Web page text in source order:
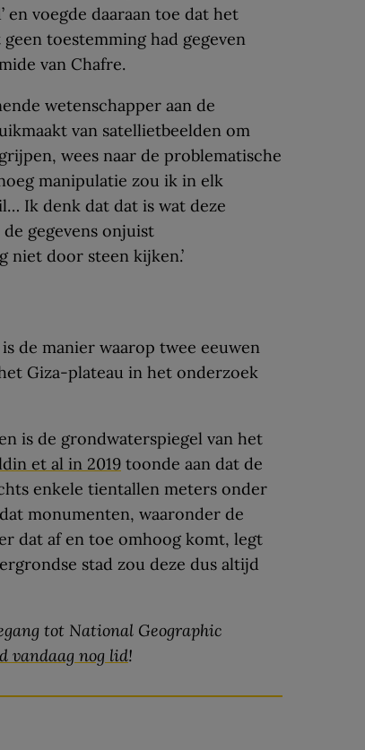
en voegde daaraan toe dat het
toestemming had gegeven
van Chafre.
wetenschapper aan de
van satellietbeelden om
wees naar de problematische
manipulatie zou ik in elk
Ik denk dat dat is wat deze
gegevens onjuist
niet door steen kijken.’
de manier waarop twee eeuwen
Giza-plateau in het onderzoek
is de grondwaterspiegel van het
et al in 2019 toonde aan dat de
enkele tientallen meters onder
monumenten, waaronder de
dat af en toe omhoog komt, legt
stad zou deze dus altijd
tot National Geographic
vandaag nog lid!